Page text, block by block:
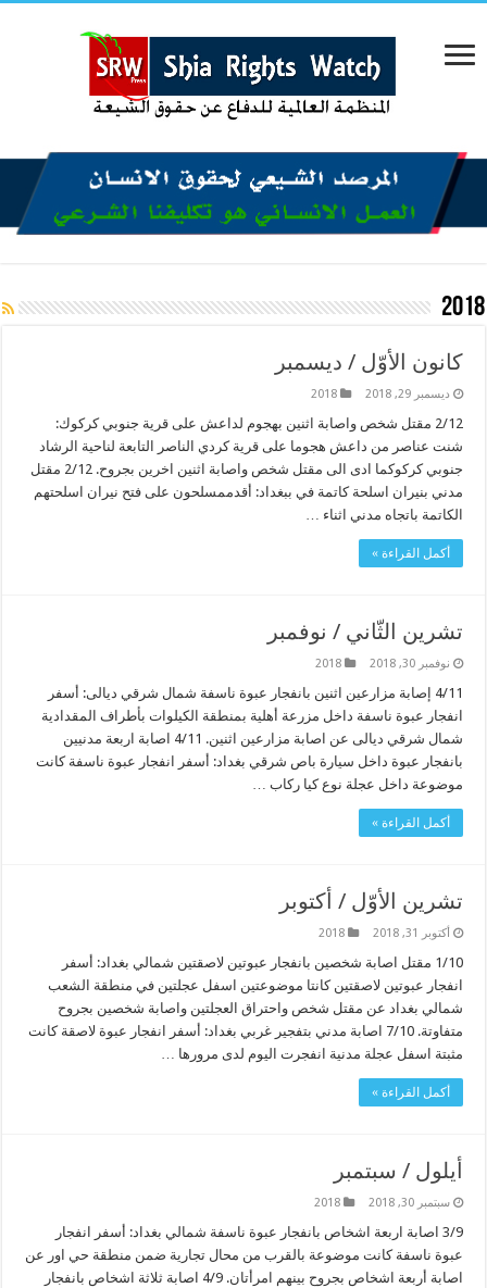
2018
كانون الأوّل / ديسمبر
ديسمبر 29, 2018 2018
2/12 مقتل شخص واصابة اثنين بهجوم لداعش على قرية جنوبي كركوك:
شنت عناصر من داعش هجوما على قرية كردي الناصر التابعة لناحية الرشاد
جنوبي كركوكما ادى الى مقتل شخص واصابة اثنين اخرين بجروح. 2/12 مقتل
مدني بنيران اسلحة كاتمة في ببغداد: أقدممسلحون على فتح نيران اسلحتهم
الكاتمة باتجاه مدني اثناء …
أكمل القراءة »
تشرين الثّاني / نوفمبر
نوفمبر 30, 2018 2018
4/11 إصابة مزارعين اثنين بانفجار عبوة ناسفة شمال شرقي ديالى: أسفر
انفجار عبوة ناسفة داخل مزرعة أهلية بمنطقة الكيلوات بأطراف المقدادية
شمال شرقي ديالى عن اصابة مزارعين اثنين. 4/11 اصابة اربعة مدنيين
بانفجار عبوة داخل سيارة باص شرقي بغداد: أسفر انفجار عبوة ناسفة كانت
موضوعة داخل عجلة نوع كيا ركاب …
أكمل القراءة »
تشرين الأوّل / أكتوبر
أكتوبر 31, 2018 2018
1/10 مقتل اصابة شخصين بانفجار عبوتين لاصقتين شمالي بغداد: أسفر
انفجار عبوتين لاصقتين كانتا موضوعتين اسفل عجلتين في منطقة الشعب
شمالي بغداد عن مقتل شخص واحتراق العجلتين واصابة شخصين بجروح
متفاوتة. 7/10 اصابة مدني بتفجير غربي بغداد: أسفر انفجار عبوة لاصقة كانت
مثبتة اسفل عجلة مدنية انفجرت اليوم لدى مرورها …
أكمل القراءة »
أيلول / سبتمبر
سبتمبر 30, 2018 2018
3/9 اصابة اربعة اشخاص بانفجار عبوة ناسفة شمالي بغداد: أسفر انفجار
عبوة ناسفة كانت موضوعة بالقرب من محال تجارية ضمن منطقة حي اور عن
اصابة أربعة اشخاص بجروح بينهم امرأتان. 4/9 اصابة ثلاثة اشخاص بانفجار